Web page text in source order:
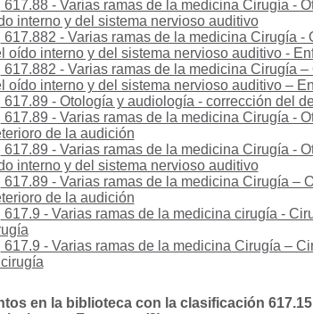
617.88 - Varias ramas de la medicina Cirugía -
interno y del sistema nervioso auditivo
617.882 - Varias ramas de la medicina Cirugía
oído interno y del sistema nervioso auditivo -
617.882 - Varias ramas de la medicina Cirugía
oído interno y del sistema nervioso auditivo –
617.89 - Otología y audiología - corrección del
617.89 - Varias ramas de la medicina Cirugía -
de la audición
617.89 - Varias ramas de la medicina Cirugía -
interno y del sistema nervioso auditivo
617.89 - Varias ramas de la medicina Cirugía –
de la audición
617.9 - Varias ramas de la medicina cirugía -
617.9 - Varias ramas de la medicina Cirugía –
cirugía
en la biblioteca con la clasificación